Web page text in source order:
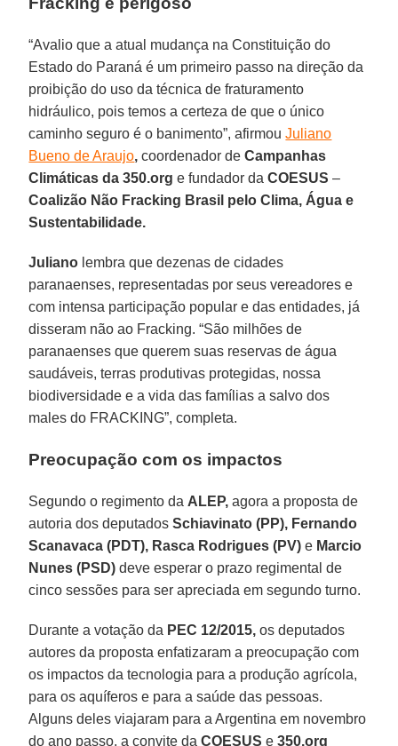
“Avalio que a atual mudança na Constituição do
Estado do Paraná é um primeiro passo na direção da
proibição do uso da técnica de fraturamento
hidráulico, pois temos a certeza de que o único
caminho seguro é o banimento”, afirmouJuliano
Bueno de Araujo, coordenador deCampanhas
Climáticas da 350.org e fundador daCOESUS –
Coalizão Não Fracking Brasil pelo Clima, Água e
Sustentabilidade.
Juliano lembra que dezenas de cidades
paranaenses, representadas por seus vereadores e
com intensa participação popular e das entidades, já
disseram não ao Fracking. “São milhões de
paranaenses que querem suas reservas de água
saudáveis, terras produtivas protegidas, nossa
biodiversidade e a vida das famílias a salvo dos
males do FRACKING”, completa.
Preocupação com os impactos
Segundo o regimento da ALEP, agora a proposta de
autoria dos deputadosSchiavinato (PP), Fernando
Scanavaca (PDT), Rasca Rodrigues (PV) e Marcio
Nunes (PSD) deve esperar o prazo regimental de
cinco sessões para ser apreciada em segundo turno.
Durante a votação da PEC 12/2015, os deputados
autores da proposta enfatizaram a preocupação com
os impactos da tecnologia para a produção agrícola,
para os aquíferos e para a saúde das pessoas.
Alguns deles viajaram para a Argentina em novembro
do ano passo, a convite daCOESUS e350.org